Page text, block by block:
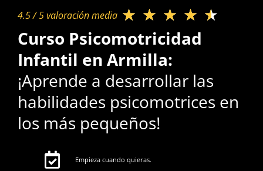
4.5 / 5 valoración media​ ★ ★ ★ ★ ★
Curso Psicomotricidad
Infantil en Armilla:
¡Aprende a desarrollar las
habilidades psicomotrices en
los más pequeños!
Empieza cuando quieras.